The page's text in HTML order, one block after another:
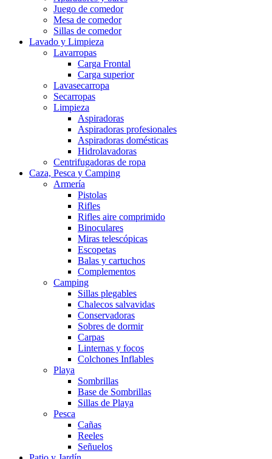
Juego de comedor
Mesa de comedor
Sillas de comedor
Lavado y Limpieza
Lavarropas
Carga Frontal
Carga superior
Lavasecarropa
Secarropas
Limpieza
Aspiradoras
Aspiradoras profesionales
Aspiradoras domésticas
Hidrolavadoras
Centrifugadoras de ropa
Caza, Pesca y Camping
Armería
Pistolas
Rifles
Rifles aire comprimido
Binoculares
Miras telescópicas
Escopetas
Balas y cartuchos
Complementos
Camping
Sillas plegables
Chalecos salvavidas
Conservadoras
Sobres de dormir
Carpas
Linternas y focos
Colchones Inflables
Playa
Sombrillas
Base de Sombrillas
Sillas de Playa
Pesca
Cañas
Reeles
Señuelos